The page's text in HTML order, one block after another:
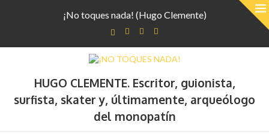
¡No toques nada! (Hugo Clemente)
HUGO CLEMENTE. Escritor, guionista,
surfista, skater y, últimamente, arqueólogo
del monopatín